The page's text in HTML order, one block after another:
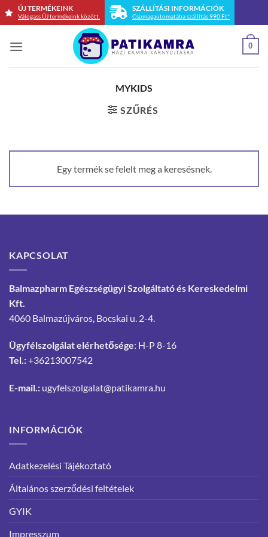
Skip
ÚJ TERMÉKEINK
Válogass ÚJ termékeink között.
SZÁLLÍTÁSI INFORMÁCIÓK
Csomagautomatába szállítás 990 Ft*
0
MYKIDS
SZŰRÉS
Egy termék se felelt meg a keresésnek.
KAPCSOLAT
Balmazpharm Egészségügyi Szolgáltató és Kereskedelmi
Kft.
4060 Balmazújváros, Bocskai u. 2-4.
Ügyfélszolgálat elérhetősége: H-P 8-16
Tel.:+36213007542
E-mail.: ugyfelszolgalat@patikamra.hu
INFORMÁCIÓK
Adatkezelési Tájékoztató
Általános szerződési feltételek
GYIK
Impresszum